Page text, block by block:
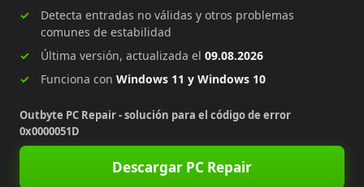
Detecta entradas no válidas y otros problemas
comunes de estabilidad
Última versión, actualizada el 09.08.2026
Funciona con Windows 11 y Windows 10
Outbyte PC Repair - solución para el código de error
0x0000051D
Descargar PC Repair